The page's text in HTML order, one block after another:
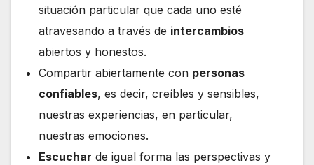
situación particular que cada uno esté
atravesando a través de intercambios
abiertos y honestos.
Compartir abiertamente con personas
confiables, es decir, creíbles y sensibles,
nuestras experiencias, en particular,
nuestras emociones.
Escuchar de igual forma las perspectivas y